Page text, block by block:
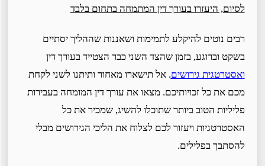
לסיום, היעזרו בעורך דין המתמחה בתחום בלבד
רבים נוטים להיקלע לתמימות ושאננות שההליך יסתיים
בשקט וברוגע, בזמן שהצד השני כבר הצטייד בעורך דין
אסטרטגית גירושים. אל תישארו מאחור ותיתנו לשני לקחת
מכם את כל זכויותיכם. מצאו את עורך דין המומחה בעבירות
פליליות הטוב ביותר שתוכלו להשיג, שמכיר את כל
האסטרטגיות ויעזור לכם לצלוח את הליכי הגירושים מבלי
להסתבך בפלילים.